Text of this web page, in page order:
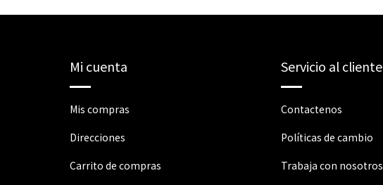
Mi cuenta
Mis compras
Direcciones
Carrito de compras
Servicio al cliente
Contactenos
Políticas de cambio
Trabaja con nosotros